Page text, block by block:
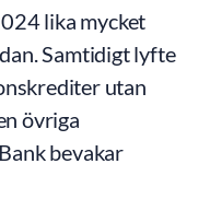
lika mycket
Samtidigt lyfte
utan
övriga
bevakar